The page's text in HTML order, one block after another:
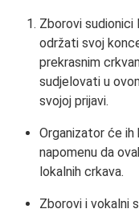
Zborovi sudionici
održati svoj
prekrasnim
sudjelovati u
svojoj prijavi.
Organizator će
napomenu da
lokalnih crkava.
Zborovi i vokalni